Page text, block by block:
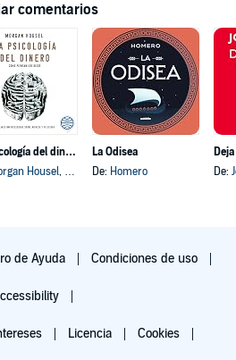
comentarios
La psicología del dinero
Housel, y otros
La Odisea
De: Homero
De:
de Ayuda Condiciones de uso
Licencia Cookies